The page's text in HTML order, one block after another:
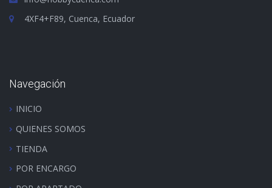
4XF4+F89, Cuenca, Ecuador
Navegación
INICIO
QUIENES SOMOS
TIENDA
POR ENCARGO